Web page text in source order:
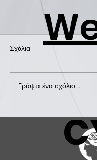
ΗΜΕΡΙΔΑ ΓΙΑ
& ΠΡΟΛΗΨΗ
Σχόλια
Γράψτε ένα σχόλιο...